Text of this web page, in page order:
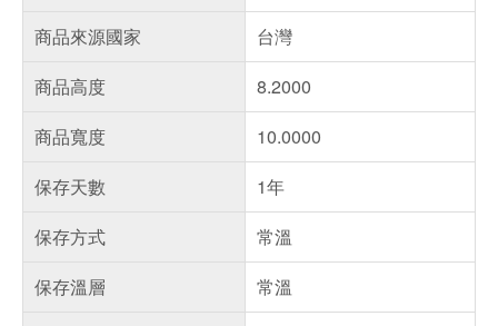
商品來源國家
台灣
商品高度
8.2000
商品寬度
10.0000
保存天數
1年
保存方式
常溫
保存溫層
常溫